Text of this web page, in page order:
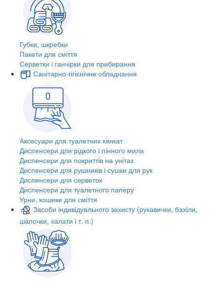
Губки, шкребки
Пакети для сміття
Серветки і ганчірки для прибирання
Санітарно-гігієнічне обладнання
Аксесуари для туалетних кімнат
Диспенсери для рідкого і пінного мила
Диспенсери для покриттів на унітаз
Диспенсери для рушників і сушки для рук
Диспенсери для серветок
Диспенсери для туалетного паперу
Урни, кошики для сміття
Засоби індивідуального захисту (рукавички, бахіли,
шапочки, халати і т. п.)